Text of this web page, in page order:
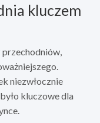
kluczem
przechodniów,
niezwłocznie
kluczowe dla